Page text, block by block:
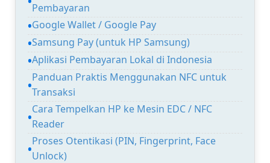
Pembayaran
Google Wallet / Google Pay
Samsung Pay (untuk HP Samsung)
Aplikasi Pembayaran Lokal di Indonesia
Panduan Praktis Menggunakan NFC untuk
Transaksi
Cara Tempelkan HP ke Mesin EDC / NFC
Reader
Proses Otentikasi (PIN, Fingerprint, Face
Unlock)